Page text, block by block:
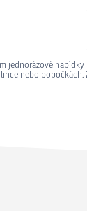
jednorázové
nebo